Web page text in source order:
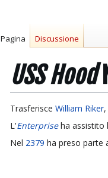
USS Hood
Vai
alla
navigazione
Vai
alla
Trasferisce William Riker,
L'Enterpriseha assistito
Nel 2379 ha preso parte
Pagina Discussione